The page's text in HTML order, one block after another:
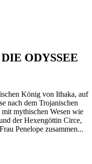
DIE ODYSSEE
König von Ithaka, auf
nach dem Trojanischen
mythischen Wesen wie
der Hexengöttin Circe,
Penelope zusammen...